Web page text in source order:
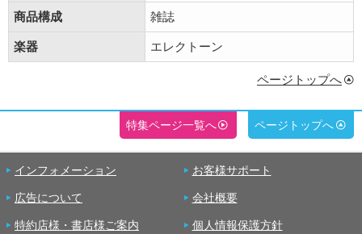
商品構成 雑誌
楽器 エレクトーン
ページトップへ
特集ページ一覧へ ページトップへ
インフォメーション お客様サポート
広告について 会社概要
特約店様・書店様ご案内 個人情報保護方針